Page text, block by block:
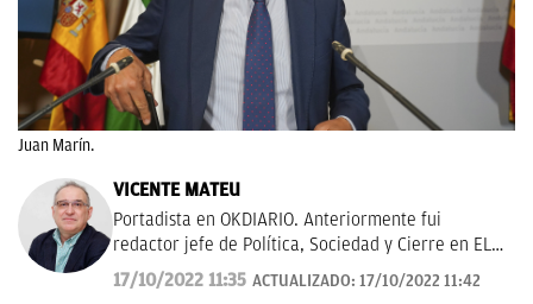
Juan Marín.
VICENTE MATEU
Portadista en OKDIARIO. Anteriormente fui
redactor jefe de Política, Sociedad y Cierre en EL
MUNDO; asesor del Gabinete de la vicepresidenta
del Gobierno y ministra de la Presidencia y
17/10/2022 11:35 ACTUALIZADO: 17/10/2022 11:42